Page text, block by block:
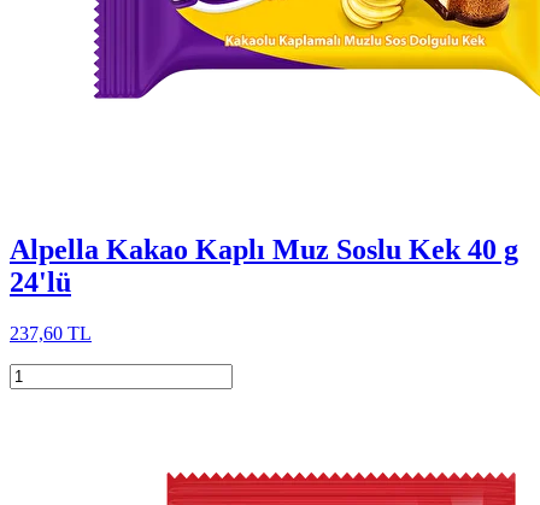
Alpella Kakao Kaplı Muz Soslu Kek 40 g
24'lü
237,60 TL